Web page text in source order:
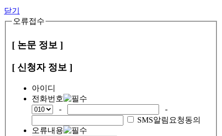
닫기
오류접수
[ 논문 정보 ]
[ 신청자 정보 ]
아이디
전화번호
-
-
SMS알림요청동의
오류내용